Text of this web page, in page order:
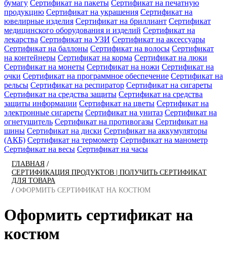
бумагу Сертификат на пакеты Сертификат на печатную
продукцию Сертификат на украшения Сертификат на
ювелирные изделия Сертификат на бриллиант Сертификат
медицинского оборудования и изделий Сертификат на
лекарства Сертификат на УЗИ Сертификат на аксессуары
Сертификат на баллоны Сертификат на волосы Сертификат
на контейнеры Сертификат на корма Сертификат на люки
Сертификат на монеты Сертификат на ножи Сертификат на
очки Сертификат на программное обеспечение Сертификат на
рельсы Сертификат на респиратор Сертификат на сигареты
Сертификат на средства защиты Сертификат на средства
защиты информации Сертификат на цветы Сертификат на
электронные сигареты Сертификат на унитаз Сертификат на
огнетушитель Сертификат на противогазы Сертификат на
шины Сертификат на диски Сертификат на аккумуляторы
(АКБ) Сертификат на термометр Сертификат на манометр
Сертификат на весы Сертификат на часы
ГЛАВНАЯ /
СЕРТИФИКАЦИЯ ПРОДУКТОВ | ПОЛУЧИТЬ СЕРТИФИКАТ
ДЛЯ ТОВАРА
/ ОФОРМИТЬ СЕРТИФИКАТ НА КОСТЮМ
Оформить сертификат на
костюм